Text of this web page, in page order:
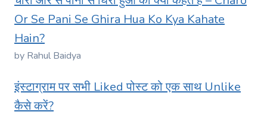
Or Se Pani Se Ghira Hua Ko Kya Kahate
Hain?
by Rahul Baidya
इंस्टाग्राम पर सभी Liked पोस्ट को एक साथ Unlike
कैसे करें?